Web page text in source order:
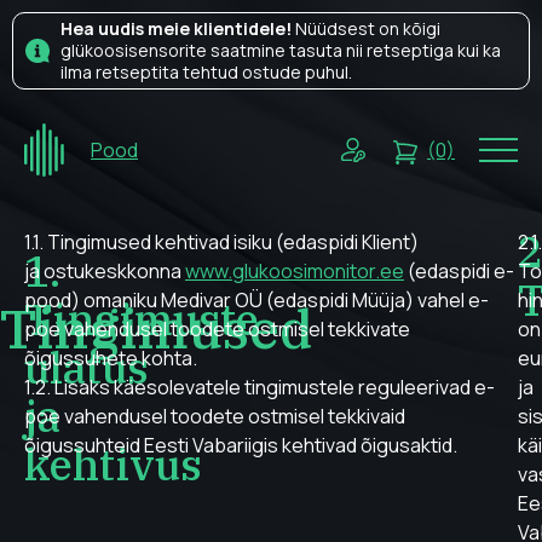
Hea uudis meie klientidele! Nüüdsest on kõigi
glükoosisensorite saatmine tasuta nii retseptiga kui ka
ilma retseptita tehtud ostude puhul.
Pood (0)
Tingimused
1.
Tingimuste
ulatus
ja
kehtivus
1.1. Tingimused kehtivad isiku (edaspidi Klient)
ja ostukeskkonnawww.glukoosimonitor.ee (edaspidi e-
pood) omaniku Medivar OÜ (edaspidi Müüja) vahel e-
poe vahendusel toodete ostmisel tekkivate
õigussuhete kohta.
1.2. Lisaks käesolevatele tingimustele reguleerivad e-
poe vahendusel toodete ostmisel tekkivaid
õigussuhteid Eesti Vabariigis kehtivad õigusaktid.
2.1.
on
ja